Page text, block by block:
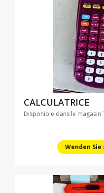
CALCULATRICE
Disponible dans le magasin
Wenden Sie